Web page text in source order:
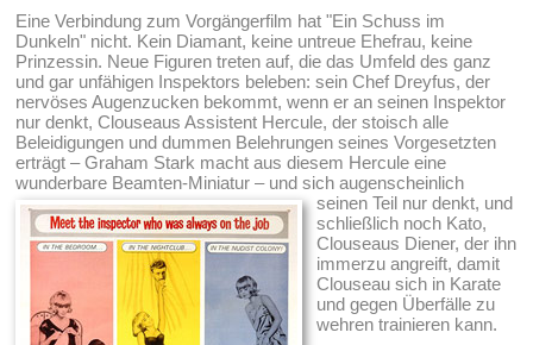
Eine Verbindung zum Vorgängerfilm hat "Ein Schuss im
Dunkeln" nicht. Kein Diamant, keine untreue Ehefrau, keine
Prinzessin. Neue Figuren treten auf, die das Umfeld des ganz
und gar unfähigen Inspektors beleben: sein Chef Dreyfus, der
nervöses Augenzucken bekommt, wenn er an seinen Inspektor
nur denkt, Clouseaus Assistent Hercule, der stoisch alle
Beleidigungen und dummen Belehrungen seines Vorgesetzten
erträgt – Graham Stark macht aus diesem Hercule eine
wunderbare Beamten-Miniatur – und sich augenscheinlich
seinen Teil nur denkt, und
schließlich noch Kato,
Clouseaus Diener, der ihn
immerzu angreift, damit
Clouseau sich in Karate
und gegen Überfälle zu
wehren trainieren kann.